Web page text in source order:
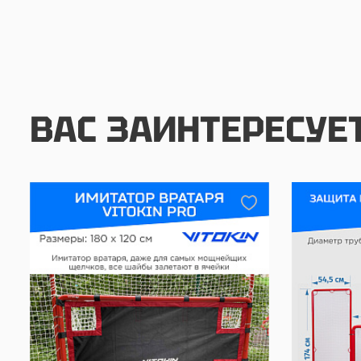
ВАС